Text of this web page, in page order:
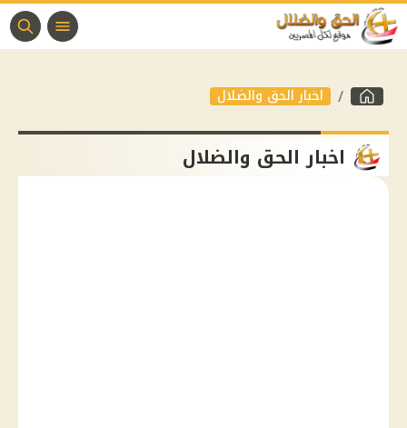
اخبار الحق والضلال
اخبار الحق والضلال